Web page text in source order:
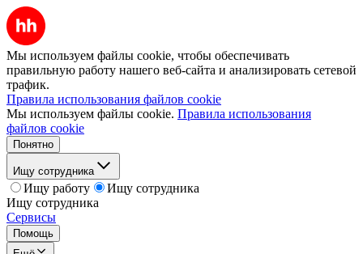
Мы используем файлы cookie, чтобы обеспечивать
правильную работу нашего веб-сайта и анализировать сетевой
трафик.
Правила использования файлов cookie
Мы используем файлы cookie. Правила использования
файлов cookie
Понятно
Ищу сотрудника
Ищу работу
Ищу сотрудника
Ищу сотрудника
Сервисы
Помощь